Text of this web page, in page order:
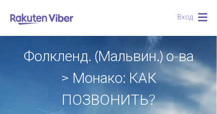
Вход
Фолкленд. (Мальвин.) о-ва
> Монако: КАК
ПОЗВОНИТЬ?